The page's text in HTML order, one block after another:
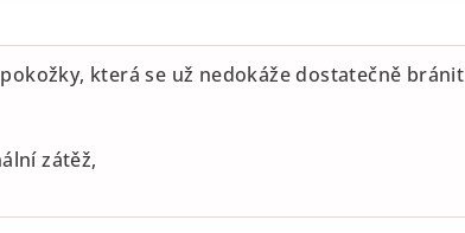
pokožky, která se už nedokáže dostatečně bránit
zátěž,